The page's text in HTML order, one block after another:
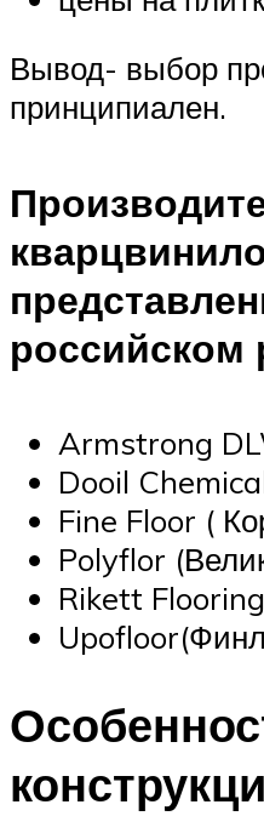
Вывод- выбор
принципиален.
российском
Armstrong
Dooil
Fine Floor (
Polyflor
Rikett